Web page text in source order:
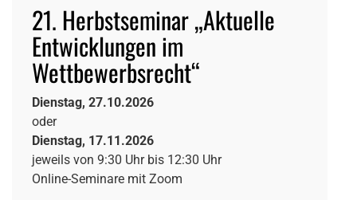
21. Herbstseminar „Aktuelle
Entwicklungen im
Wettbewerbsrecht“
Dienstag, 27.10.2026
oder
Dienstag, 17.11.2026
jeweils von 9:30 Uhr bis 12:30 Uhr
Online-Seminare mit Zoom